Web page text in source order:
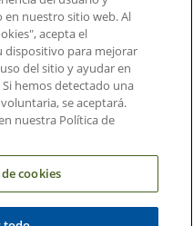
nuestro sitio web. Al
acepta el
dispositivo para mejorar
del sitio y ayudar en
hemos detectado una
se aceptará.
nuestra Política de
cookies